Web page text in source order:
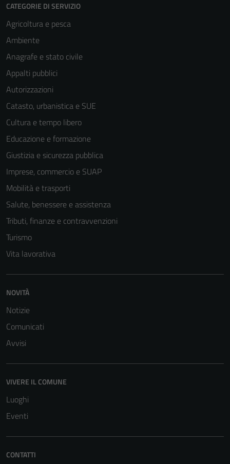
CATEGORIE DI SERVIZIO
Agricoltura e pesca
Ambiente
Anagrafe e stato civile
Appalti pubblici
Autorizzazioni
Catasto, urbanistica e SUE
Cultura e tempo libero
Educazione e formazione
Giustizia e sicurezza pubblica
Imprese, commercio e SUAP
Mobilità e trasporti
Salute, benessere e assistenza
Tributi, finanze e contravvenzioni
Turismo
Vita lavorativa
NOVITÀ
Notizie
Comunicati
Avvisi
VIVERE IL COMUNE
Luoghi
Eventi
CONTATTI
per il